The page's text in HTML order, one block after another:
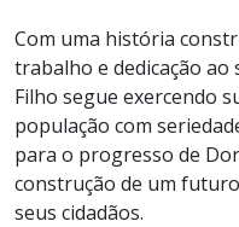
Com uma história
trabalho e dedicação ao
Filho segue exercendo
população com
para o progresso de
construção de um
seus cidadãos.